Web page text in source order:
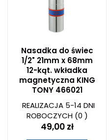
Nasadka do świec
1/2" 21mm x 68mm
12-kąt. wkładka
magnetyczna KING
TONY 466021
REALIZACJA 5-14 DNI
ROBOCZYCH(0 )
49,00 zł